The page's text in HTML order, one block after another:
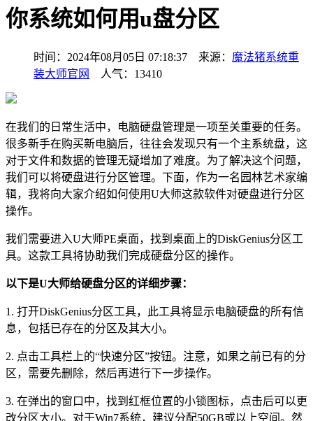
你系统如何用u盘分区
时间：2024年08月05日 07:18:37 来源： 魔法猪系统重
装大师官网
人气：13410
在我们的日常生活中，电脑硬盘管理是一项至关重要的任务。
很多新手在购买新电脑后，往往会发现只有一个主系统盘，这
对于文件和数据的管理无疑增加了难度。为了解决这个问题，
我们可以将硬盘进行分区管理。下面，作为一名园林艺术家编
辑，我将向大家介绍如何使用U大师这款软件对硬盘进行分区
操作。
我们需要进入U大师PE桌面，找到桌面上的DiskGenius分区工
具。这款工具将协助我们完成硬盘分区的操作。
以下是U大师给硬盘分区的详细步骤：
1. 打开DiskGenius分区工具，此工具将显示电脑硬盘的所有信
息，包括已存在的分区及其大小。
2. 点击工具栏上的“快速分区”按钮。注意，如果之前已有的分
区，需要先删除，然后再进行下一步操作。
3. 在弹出的窗口中，找到红框位置的小锁图标，点击后可以更
改分区大小。对于Win7系统，建议分配50GB或以上空间。然